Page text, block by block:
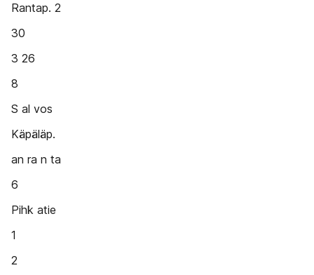
Rantap. 2
30
3 26
8
S al vos
Käpäläp.
an ra n ta
6
Pihk atie
1
2